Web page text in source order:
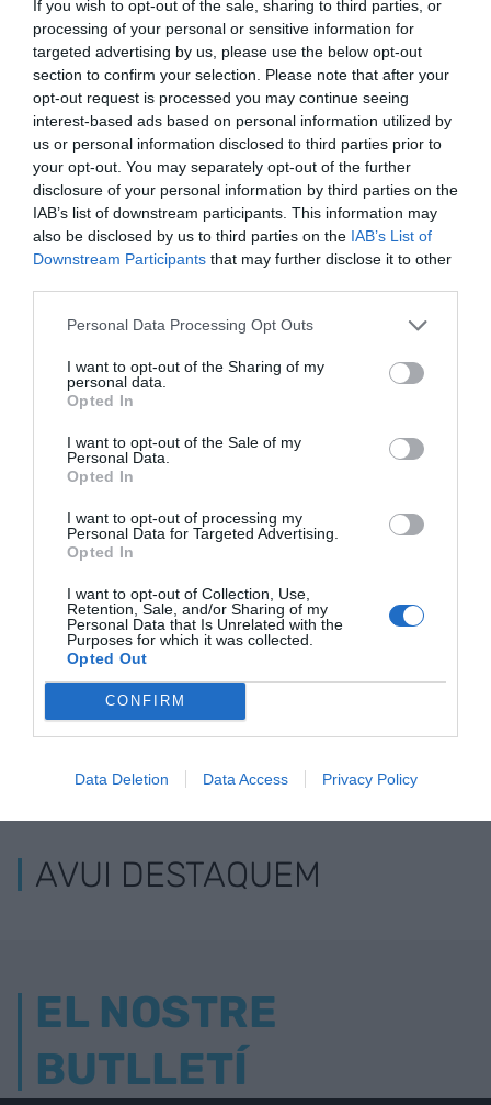
If you wish to opt-out of the sale, sharing to third parties, or
processing of your personal or sensitive information for
targeted advertising by us, please use the below opt-out
section to confirm your selection. Please note that after your
opt-out request is processed you may continue seeing
interest-based ads based on personal information utilized by
us or personal information disclosed to third parties prior to
your opt-out. You may separately opt-out of the further
disclosure of your personal information by third parties on the
IAB’s list of downstream participants. This information may
also be disclosed by us to third parties on the IAB’s List of
Downstream Participants that may further disclose it to other
Personal Data Processing Opt Outs
I want to opt-out of the Sharing of my
personal data.
Opted In
I want to opt-out of the Sale of my
Personal Data.
Opted In
I want to opt-out of processing my
Personal Data for Targeted Advertising.
Opted In
I want to opt-out of Collection, Use,
Retention, Sale, and/or Sharing of my
Personal Data that Is Unrelated with the
Purposes for which it was collected.
Opted Out
CONFIRM
Data Deletion Data Access Privacy Policy
Estigues informat amb les últimes notícies d'actualitat
ACTIVAR ARA
RELACIONADES
Kim Jong-un, un
turista més a
Catalunya
Martín i el poder de
les corbates
revetlla
ELS MÉS LLEGITS
AVUI DESTAQUEM
EL NOSTRE
BUTLLETÍ